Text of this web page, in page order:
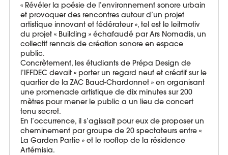
« Révéler la poésie de l’environnement sonore urbain
et provoquer des rencontres autour d’un projet
artistique innovant et fédérateur », tel est le leitmotiv
du projet « Building » échafaudé par Ars Nomadis, un
collectif rennais de création sonore en espace
public.
Concrètement, les étudiants de Prépa Design de
l’IFFDEC devait « porter un regard neuf et créatif sur le
quartier de la ZAC Baud-Chardonnet » en organisant
une promenade artistique de dix minutes sur 200
mètres pour mener le public a un lieu de concert
tenu secret.
En l’occurrence, il s’agissait pour eux de proposer un
cheminement par groupe de 20 spectateurs entre «
La Garden Partie » et le rooftop de la résidence
Artémisia.